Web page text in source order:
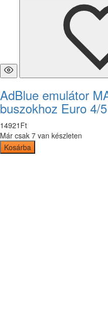
AdBlue emulátor
buszokhoz Euro 4/5
14921 Ft
Már csak 7 van készleten
Kosárba